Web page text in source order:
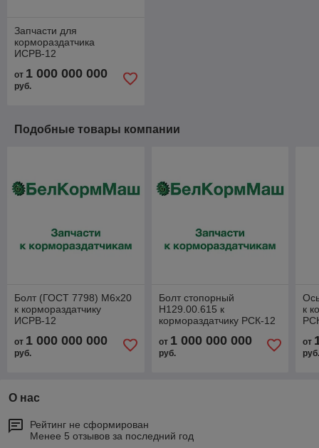
Запчасти для
кормораздатчика
ИСРВ-12
от 1 000 000 000
руб.
Подобные товары компании
Болт (ГОСТ 7798) М6х20
к кормораздатчику
ИСРВ-12
от 1 000 000 000
руб.
Болт стопорный
Н129.00.615 к
кормораздатчику РСК-12
от 1 000 000 000
руб.
к
от
О нас
Рейтинг не сформирован
Менее 5 отзывов за последний год